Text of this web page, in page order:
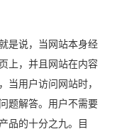
是说，当网站本身经
上，并且网站在内容
用户访问网站时，
题解答。用户不需要
品的十分之九。目